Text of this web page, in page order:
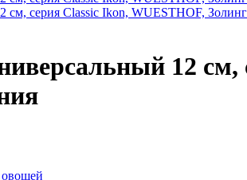
12 см,
овощей